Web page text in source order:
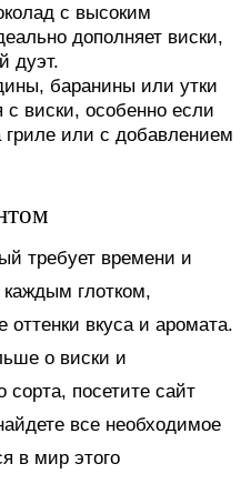
с высоким
дополняет виски,
дуэт.
баранины или утки
с виски, особенно если
гриле или с добавлением
требует времени и
глотком,
вкуса и аромата.
о виски и
сорта, посетите сайт
все необходимое
в мир этого